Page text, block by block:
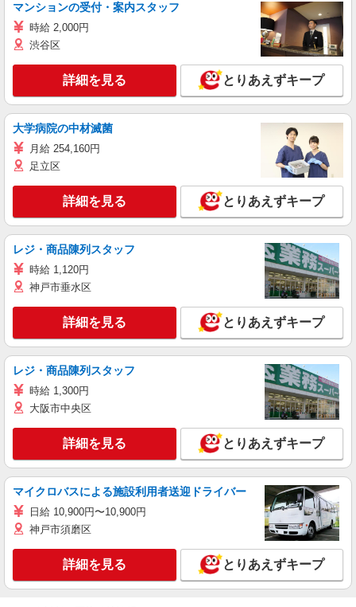
マンションの受付・案内スタッフ
時給 2,000円
渋谷区
詳細を見る とりあえずキープ
大学病院の中材滅菌
月給 254,160円
足立区
詳細を見る とりあえずキープ
レジ・商品陳列スタッフ
時給 1,120円
神戸市垂水区
詳細を見る とりあえずキープ
レジ・商品陳列スタッフ
時給 1,300円
大阪市中央区
詳細を見る とりあえずキープ
マイクロバスによる施設利用者送迎ドライバー
日給 10,900円〜10,900円
神戸市須磨区
詳細を見る とりあえずキープ